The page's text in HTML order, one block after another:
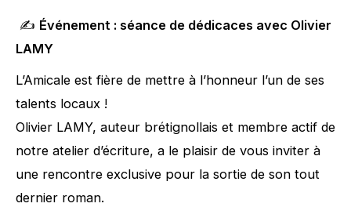
✍️ Événement : séance de dédicaces avec Olivier
LAMY
L’Amicale est fière de mettre à l’honneur l’un de ses
talents locaux !
Olivier LAMY, auteur brétignollais et membre actif de
notre atelier d’écriture, a le plaisir de vous inviter à
une rencontre exclusive pour la sortie de son tout
dernier roman.